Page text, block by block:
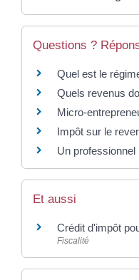
Questions ?
Quel est le
Quels revenus
Micro-
Impôt sur le
Un
Et aussi
Crédit d'impôt
Fiscalité